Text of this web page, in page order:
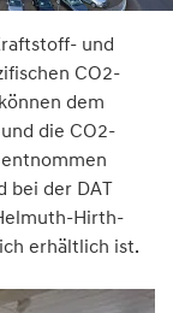
und
CO2-
dem
die CO2-
bei der DAT
Hirth-
erhältlich ist.